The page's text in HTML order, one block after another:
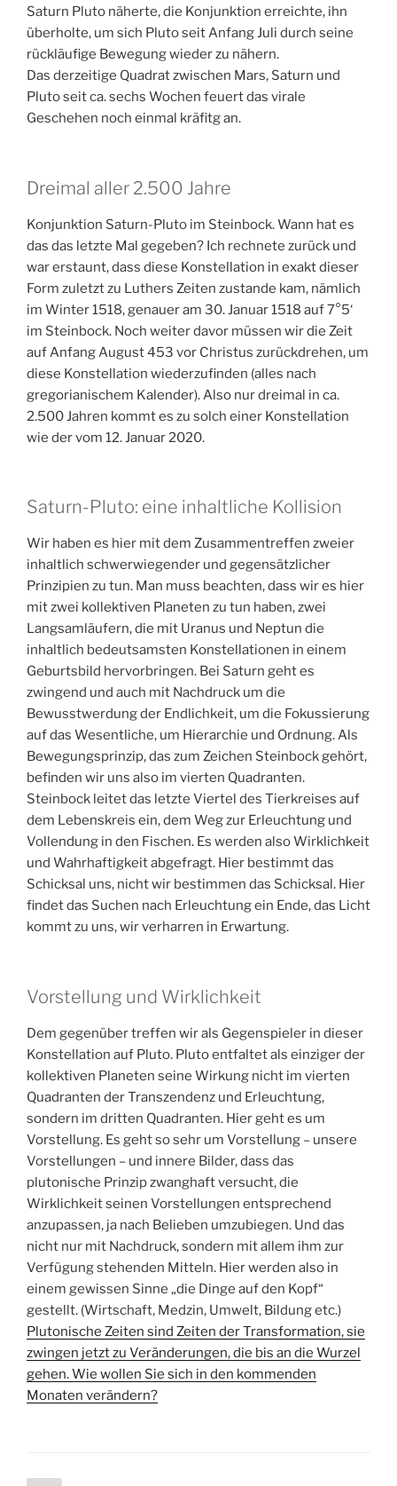
Saturn Pluto näherte, die Konjunktion erreichte, ihn
überholte, um sich Pluto seit Anfang Juli durch seine
rückläufige Bewegung wieder zu nähern.
Das derzeitige Quadrat zwischen Mars, Saturn und
Pluto seit ca. sechs Wochen feuert das virale
Geschehen noch einmal kräfitg an.
Dreimal aller 2.500 Jahre
Konjunktion Saturn-Pluto im Steinbock. Wann hat es
das das letzte Mal gegeben? Ich rechnete zurück und
war erstaunt, dass diese Konstellation in exakt dieser
Form zuletzt zu Luthers Zeiten zustande kam, nämlich
im Winter 1518, genauer am 30. Januar 1518 auf 7°5‘
im Steinbock. Noch weiter davor müssen wir die Zeit
auf Anfang August 453 vor Christus zurückdrehen, um
diese Konstellation wiederzufinden (alles nach
gregorianischem Kalender). Also nur dreimal in ca.
2.500 Jahren kommt es zu solch einer Konstellation
wie der vom 12. Januar 2020.
Saturn-Pluto: eine inhaltliche Kollision
Wir haben es hier mit dem Zusammentreffen zweier
inhaltlich schwerwiegender und gegensätzlicher
Prinzipien zu tun. Man muss beachten, dass wir es hier
mit zwei kollektiven Planeten zu tun haben, zwei
Langsamläufern, die mit Uranus und Neptun die
inhaltlich bedeutsamsten Konstellationen in einem
Geburtsbild hervorbringen. Bei Saturn geht es
zwingend und auch mit Nachdruck um die
Bewusstwerdung der Endlichkeit, um die Fokussierung
auf das Wesentliche, um Hierarchie und Ordnung. Als
Bewegungsprinzip, das zum Zeichen Steinbock gehört,
befinden wir uns also im vierten Quadranten.
Steinbock leitet das letzte Viertel des Tierkreises auf
dem Lebenskreis ein, dem Weg zur Erleuchtung und
Vollendung in den Fischen. Es werden also Wirklichkeit
und Wahrhaftigkeit abgefragt. Hier bestimmt das
Schicksal uns, nicht wir bestimmen das Schicksal. Hier
findet das Suchen nach Erleuchtung ein Ende, das Licht
kommt zu uns, wir verharren in Erwartung.
Vorstellung und Wirklichkeit
Dem gegenüber treffen wir als Gegenspieler in dieser
Konstellation auf Pluto. Pluto entfaltet als einziger der
kollektiven Planeten seine Wirkung nicht im vierten
Quadranten der Transzendenz und Erleuchtung,
sondern im dritten Quadranten. Hier geht es um
Vorstellung. Es geht so sehr um Vorstellung – unsere
Vorstellungen – und innere Bilder, dass das
plutonische Prinzip zwanghaft versucht, die
Wirklichkeit seinen Vorstellungen entsprechend
anzupassen, ja nach Belieben umzubiegen. Und das
nicht nur mit Nachdruck, sondern mit allem ihm zur
Verfügung stehenden Mitteln. Hier werden also in
einem gewissen Sinne „die Dinge auf den Kopf“
gestellt. (Wirtschaft, Medzin, Umwelt, Bildung etc.)
Plutonische Zeiten sind Zeiten der Transformation, sie
zwingen jetzt zu Veränderungen, die bis an die Wurzel
gehen. Wie wollen Sie sich in den kommenden
Monaten verändern?